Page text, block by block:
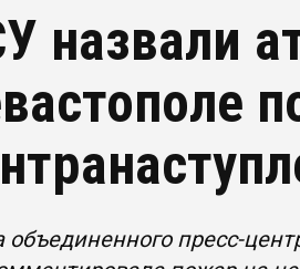
назвали
объединенного пресс-